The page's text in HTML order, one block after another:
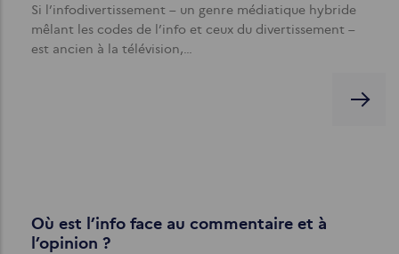
Si l’infodivertissement – un genre médiatique hybride
mêlant les codes de l’info et ceux du divertissement –
est ancien à la télévision,…
Où est l’info face au commentaire et à
l’opinion ?